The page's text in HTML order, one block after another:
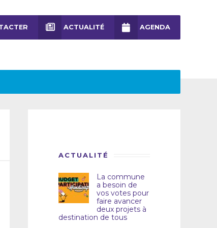
ACTUALITÉ AGENDA
ACTUALITÉ
La commune
a besoin de
vos votes pour
faire avancer
deux projets à
destination de tous